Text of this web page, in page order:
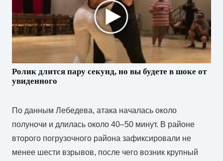
Ролик длится пару секунд, но вы будете в шоке от
увиденного
По данным Лебедева, атака началась около
полуночи и длилась около 40–50 минут. В районе
второго погрузочного района зафиксировали не
менее шести взрывов, после чего возник крупный